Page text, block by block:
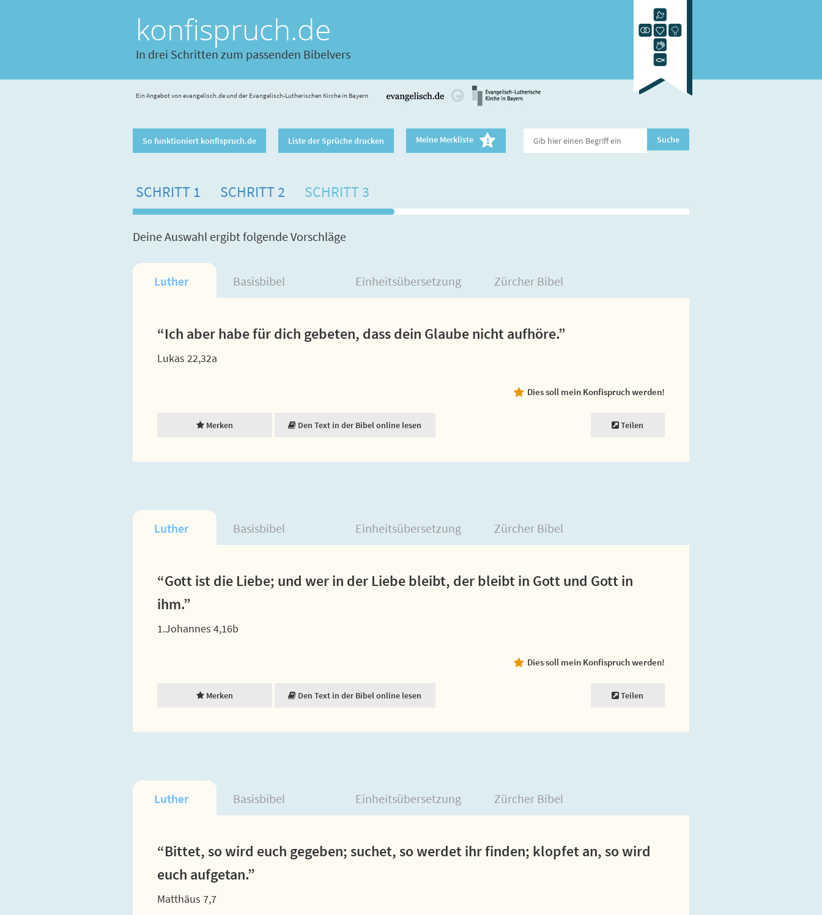
konfispruch.de
In drei Schritten zum passenden Bibelvers
Ein Angebot von evangelisch.de und der Evangelisch-Lutherischen Kirche in Bayern
So funktioniert konfispruch.de Liste der Sprüche drucken Meine Merkliste 1
SCHRITT 1 SCHRITT 2 SCHRITT 3
Deine Auswahl ergibt folgende Vorschläge
Luther Basisbibel Einheitsübersetzung Zürcher Bibel
“Ich aber habe für dich gebeten, dass dein Glaube nicht aufhöre.”
Lukas 22,32a
Dies soll mein Konfispruch werden!
Merken Den Text in der Bibel online lesen Teilen
Luther Basisbibel Einheitsübersetzung Zürcher Bibel
“Gott ist die Liebe; und wer in der Liebe bleibt, der bleibt in Gott und Gott in
ihm.”
1.Johannes 4,16b
Dies soll mein Konfispruch werden!
Merken Den Text in der Bibel online lesen Teilen
Luther Basisbibel Einheitsübersetzung Zürcher Bibel
“Bittet, so wird euch gegeben; suchet, so werdet ihr finden; klopfet an, so wird
euch aufgetan.”
Matthäus 7,7